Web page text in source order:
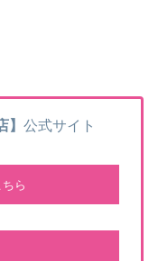
公式サイト
ら